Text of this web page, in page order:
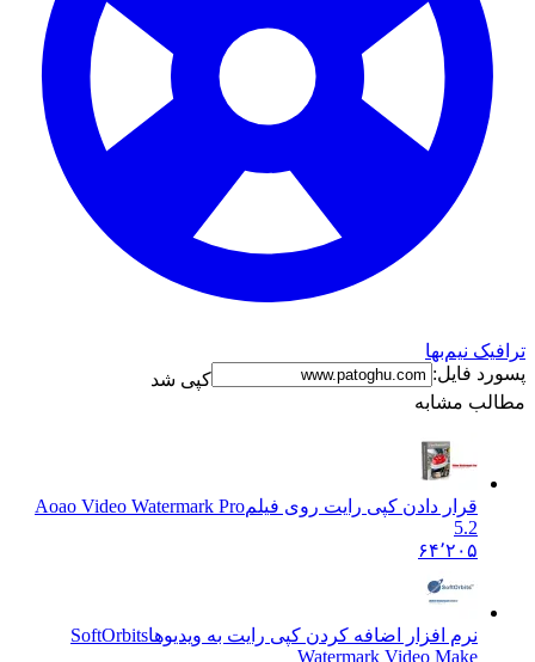
نیم‌بها
فایل:
کپی شد
مشابه
قرار دادن کپی رایت روی فیلمAoao Video Watermark Pro
۶۴٬۲۰۵
نرم افزار اضافه کردن کپی رایت به ویدیوهاSoftOrbits
Watermark Video Make